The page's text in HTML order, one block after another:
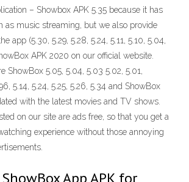
– Showbox APK 5.35 because it has
as music streaming, but we also provide
app (5.30, 5.29, 5.28, 5.24, 5.11, 5.10, 5.04,
APK 2020 on our official website.
ShowBox 5.05, 5.04, 5.03 5.02, 5.01,
5.14, 5.24, 5.25, 5.26, 5.34 and ShowBox
with the latest movies and TV shows.
on our site are ads free, so that you get a
experience without those annoying
App APK for